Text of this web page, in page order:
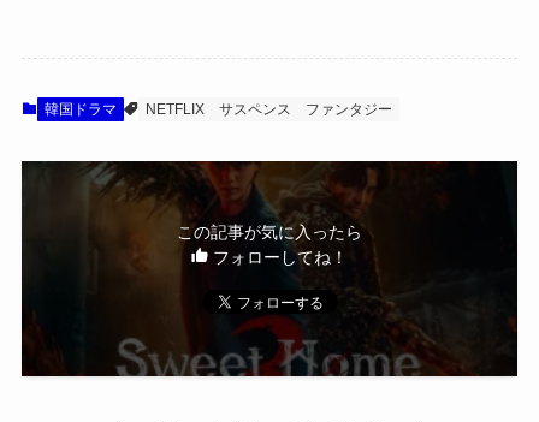
韓国ドラマ NETFLIX サスペンス ファンタジー
この記事が気に入ったら
フォローしてね！